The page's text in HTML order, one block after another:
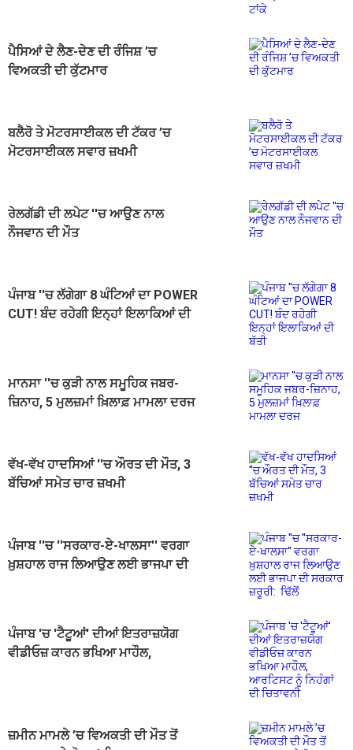
ਪੈਸਿਆਂ ਦੇ ਲੈਣ-ਦੇਣ ਦੀ ਰੰਜਿਸ਼ ’ਚ
ਵਿਅਕਤੀ ਦੀ ਕੁੱਟਮਾਰ
ਬਲੈਰੋ ਤੇ ਮੋਟਰਸਾਈਕਲ ਦੀ ਟੱਕਰ ’ਚ
ਮੋਟਰਸਾਈਕਲ ਸਵਾਰ ਜ਼ਖਮੀ
ਰੇਲਗੱਡੀ ਦੀ ਲਪੇਟ ''ਚ ਆਉਣ ਨਾਲ
ਨੌਜਵਾਨ ਦੀ ਮੌਤ
ਪੰਜਾਬ ''ਚ ਲੱਗੇਗਾ 8 ਘੰਟਿਆਂ ਦਾ POWER
CUT! ਬੰਦ ਰਹੇਗੀ ਇਨ੍ਹਾਂ ਇਲਾਕਿਆਂ ਦੀ
ਮਾਨਸਾ ''ਚ ਕੁੜੀ ਨਾਲ ਸਮੂਹਿਕ ਜਬਰ-
ਜ਼ਿਨਾਹ, 5 ਮੁਲਜ਼ਮਾਂ ਖ਼ਿਲਾਫ਼ ਮਾਮਲਾ ਦਰਜ
ਵੱਖ-ਵੱਖ ਹਾਦਸਿਆਂ ''ਚ ਔਰਤ ਦੀ ਮੌਤ, 3
ਬੱਚਿਆਂ ਸਮੇਤ ਚਾਰ ਜ਼ਖਮੀ
ਪੰਜਾਬ ''ਚ ''ਸਰਕਾਰ-ਏ-ਖਾਲਸਾ'' ਵਰਗਾ
ਖ਼ੁਸ਼ਹਾਲ ਰਾਜ ਲਿਆਉਣ ਲਈ ਭਾਜਪਾ ਦੀ
ਪੰਜਾਬ 'ਚ 'ਟੈਟੂਆਂ' ਦੀਆਂ ਇਤਰਾਜ਼ਯੋਗ
ਵੀਡੀਓਜ਼ ਕਾਰਨ ਭਖਿਆ ਮਾਹੌਲ,
ਜ਼ਮੀਨ ਮਾਮਲੇ ’ਚ ਵਿਅਕਤੀ ਦੀ ਮੌਤ ਤੋਂ